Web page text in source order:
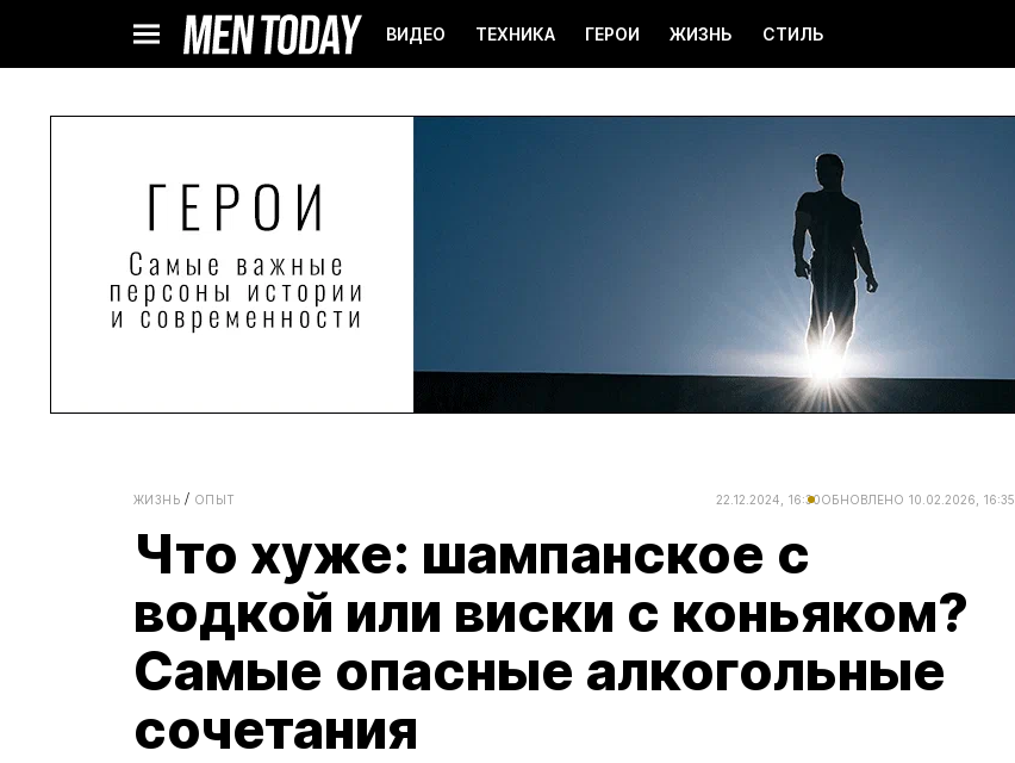
ВИДЕО ТЕХНИКА ГЕРОИ ЖИЗНЬ СТИЛЬ
ЖИЗНЬ ОПЫТ 22.12.2024, 16:30ОБНОВЛЕНО 10.02.2026, 16:35
Что хуже: шампанское с
водкой или виски с коньяком?
Самые опасные алкогольные
сочетания